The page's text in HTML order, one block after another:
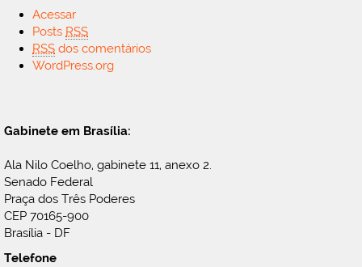
Acessar
Posts RSS
RSS dos comentários
WordPress.org
Gabinete em Brasília:
Ala Nilo Coelho, gabinete 11, anexo 2.
Senado Federal
Praça dos Três Poderes
CEP 70165-900
Brasília - DF
Telefone